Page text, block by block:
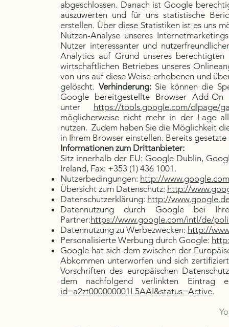
abgeschlossen. Danach ist Google
auszuwerten und für uns statistische
erstellen. Über diese Statistiken ist es uns
Nutzen-Analyse unseres
Nutzer interessanter und
Analytics auf Grund unseres
wirtschaftlichen Betriebes unseres
von uns auf diese Weise erhobenen und
gelöscht. Verhinderung:Sie können die
Google bereitgestellte Browser Add-
unter
https://tools.google.com/dlpage/
möglicherweise nicht mehr in der Lage
nutzen. Zudem haben Sie die Möglichkeit
in Ihrem Browser einstellen. Bereits
Informationen zum Drittanbieter:
Sitz innerhalb der EU: Google Dublin,
Ireland, Fax: +353 (1) 436 1001.
Nutzerbedingungen: http://
Übersicht zum Datenschutz: http://
Datenschutzerklärung: http://
Datennutzung durch Google bei
Partner:https://www.google.com/intl/de/
Datennutzung zu Werbezwecken: http://
Personalisierte Werbung durch Google:
Google hat sich dem zwischen der
Abkommen unterworfen und sich
Vorschriften des europäischen
dem nachfolgend verlinkten Eintrag
id=a2zt000000001L5AAI&status=Active.